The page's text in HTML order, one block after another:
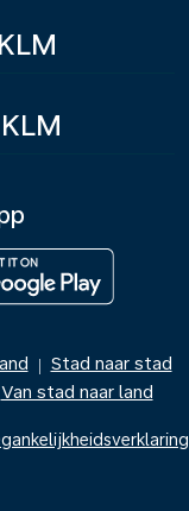
| Stad naar stad
Van stad naar land